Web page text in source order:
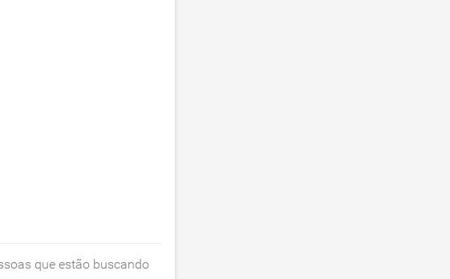
que estão buscando